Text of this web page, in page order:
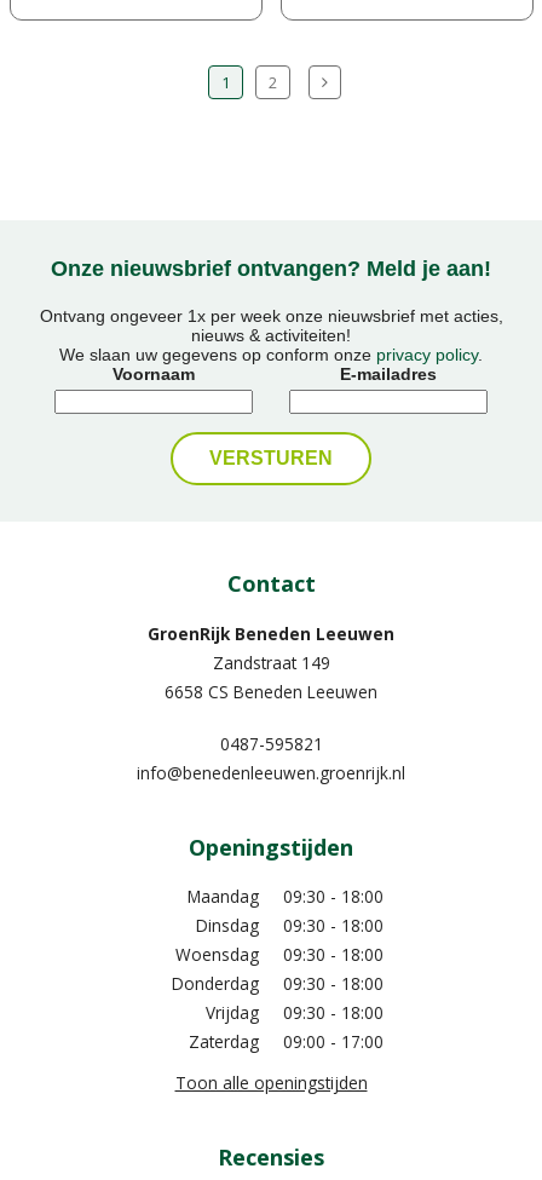
1 2
Onze nieuwsbrief ontvangen? Meld je aan!
Ontvang ongeveer 1x per week onze nieuwsbrief met acties,
nieuws & activiteiten!
We slaan uw gegevens op conform onze privacy policy.
Voornaam
E-mailadres
Contact
GroenRijk Beneden Leeuwen​
Zandstraat 149
6658 CS Beneden Leeuwen
0487-595821
info@benedenleeuwen.groenrijk.nl
Openingstijden
Maandag
09:30 - 18:00
Dinsdag
09:30 - 18:00
Woensdag
09:30 - 18:00
Donderdag
09:30 - 18:00
Vrijdag
09:30 - 18:00
Zaterdag
09:00 - 17:00
Toon alle openingstijden
Recensies